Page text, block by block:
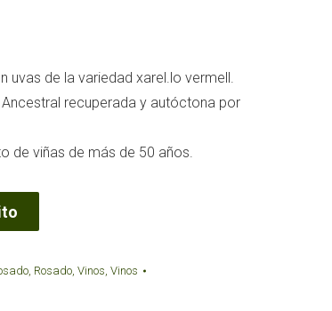
uvas de la variedad xarel.lo vermell.
recuperada y autóctona por
de viñas de más de 50 años.
, Rosado, Vinos, Vinos